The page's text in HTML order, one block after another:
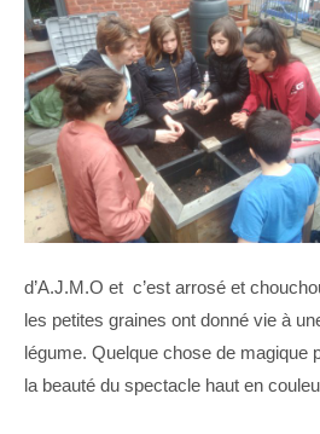
d’A.J.M.O et c’est arrosé et
les petites graines ont donné vie à
légume. Quelque chose de magique
la beauté du spectacle haut en